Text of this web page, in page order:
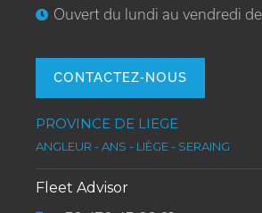
Ouvert du lundi au vendredi
CONTACTEZ-NOUS
PROVINCE DE LIEGE
ANGLEUR - ANS - LIÈGE - SERAING
Fleet Advisor